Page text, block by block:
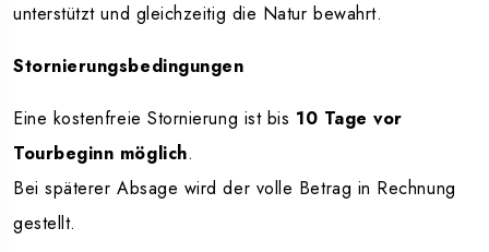
unterstützt und gleichzeitig die Natur bewahrt.
Stornierungsbedingungen
Eine kostenfreie Stornierung ist bis 10 Tage vor
Tourbeginn möglich.
Bei späterer Absage wird der volle Betrag in Rechnung
gestellt.